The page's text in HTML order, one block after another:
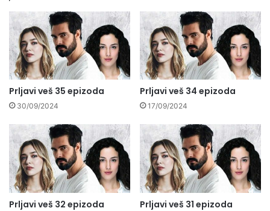
Prljavi veš 35 epizoda
30/09/2024
Prljavi veš 34 epizoda
17/09/2024
Prljavi veš 32 epizoda Prljavi veš 31 epizoda